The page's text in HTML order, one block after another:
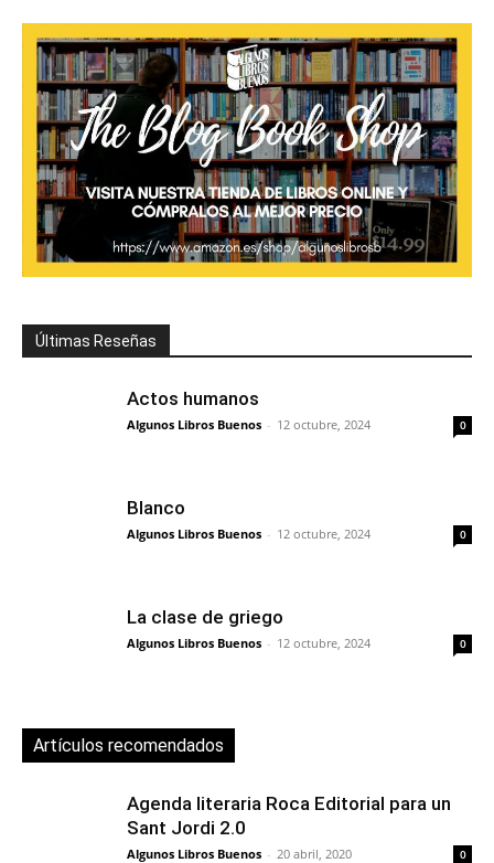
Últimas Reseñas
Actos humanos
Algunos Libros Buenos - 12 octubre, 2024 0
Blanco
Algunos Libros Buenos - 12 octubre, 2024 0
La clase de griego
Algunos Libros Buenos - 12 octubre, 2024 0
Artículos recomendados
Agenda literaria Roca Editorial para un
Sant Jordi 2.0
Algunos Libros Buenos - 20 abril, 2020 0